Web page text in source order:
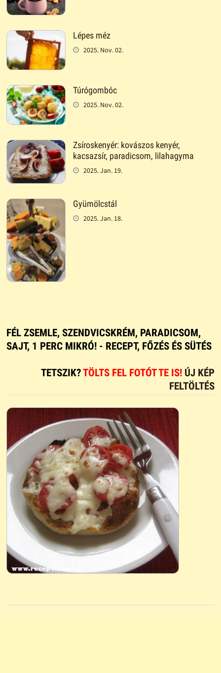
Lépes méz
2025. Nov. 02.
Túrógombóc
2025. Nov. 02.
Zsíroskenyér: kovászos kenyér,
kacsazsír, paradicsom, lilahagyma
2025. Jan. 19.
Gyümölcstál
2025. Jan. 18.
FÉL ZSEMLE, SZENDVICSKRÉM, PARADICSOM,
SAJT, 1 PERC MIKRÓ! - RECEPT, FŐZÉS ÉS SÜTÉS
TETSZIK?TÖLTS FEL FOTÓT TE IS! ÚJ KÉP
FELTÖLTÉS